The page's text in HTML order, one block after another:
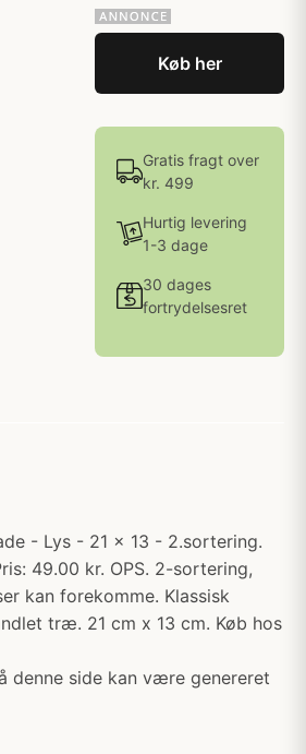
Køb her
Gratis fragt over
kr. 499
Hurtig levering
1-3 dage
30 dages
fortrydelsesret
- Lys - 21 x 13 - 2.sortering.
49.00 kr. OPS. 2-sortering,
kan forekomme. Klassisk
træ. 21 cm x 13 cm. Køb hos
denne side kan være genereret